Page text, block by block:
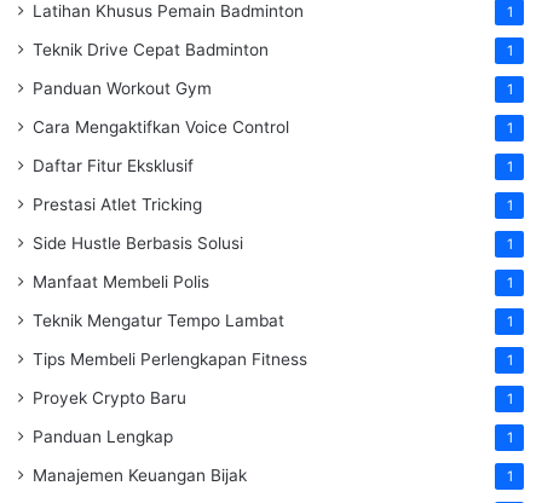
Latihan Khusus Pemain Badminton 1
Teknik Drive Cepat Badminton 1
Panduan Workout Gym 1
Cara Mengaktifkan Voice Control 1
Daftar Fitur Eksklusif 1
Prestasi Atlet Tricking 1
Side Hustle Berbasis Solusi 1
Manfaat Membeli Polis 1
Teknik Mengatur Tempo Lambat 1
Tips Membeli Perlengkapan Fitness 1
Proyek Crypto Baru 1
Panduan Lengkap 1
Manajemen Keuangan Bijak 1